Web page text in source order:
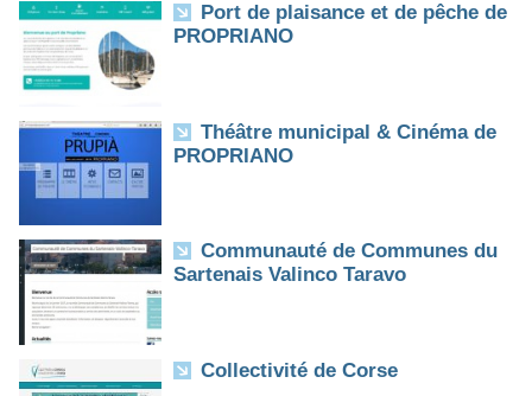
Port de plaisance et de pêche de
PROPRIANO
Théâtre municipal & Cinéma de
PROPRIANO
Communauté de Communes du
Sartenais Valinco Taravo
Collectivité de Corse